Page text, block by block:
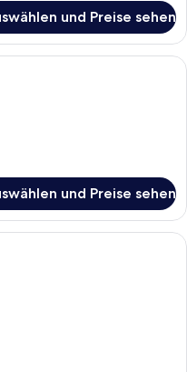
und Preise sehen
modernes Hotelzimmer mit
und Preise sehen
modernes Hotelzimmer mit